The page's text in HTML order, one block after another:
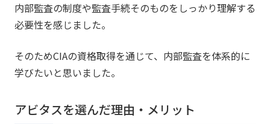
内部監査の制度や監査手続そのものをしっかり理解する
必要性を感じました。
そのためCIAの資格取得を通じて、内部監査を体系的に
学びたいと思いました。
アビタスを選んだ理由・メリット